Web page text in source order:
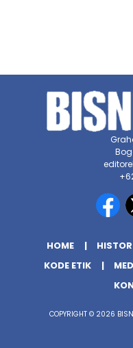
HOME
KODE ETIK
COPYRIGHT © 2026